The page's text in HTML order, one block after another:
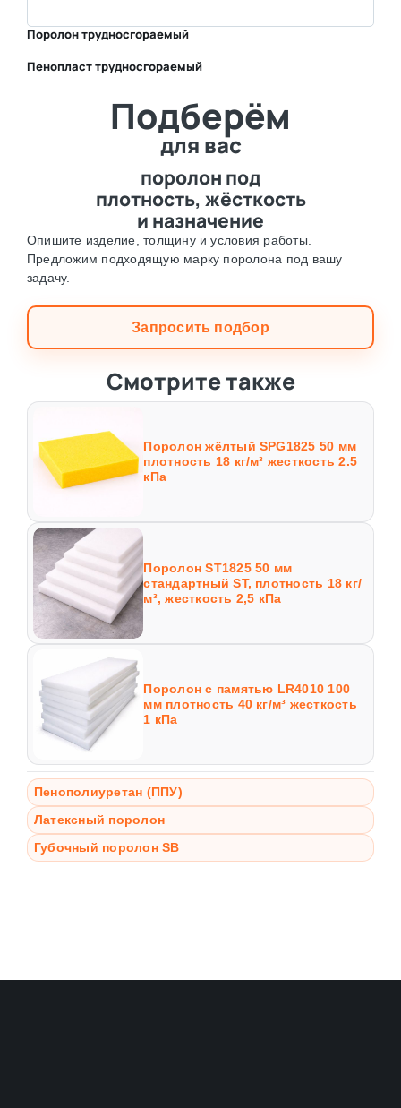
Поролон трудносгораемый
Пенопласт трудносгораемый
Подберём
для вас
поролон под
плотность, жёсткость
и назначение
Опишите изделие, толщину и условия работы.
Предложим подходящую марку поролона под вашу
задачу.
Запросить подбор
Смотрите также
Поролон жёлтый SPG1825 50 мм
плотность 18 кг/м³ жесткость 2.5
кПа
Поролон ST1825 50 мм
стандартный ST, плотность 18 кг/
м³, жесткость 2,5 кПа
Поролон с памятью LR4010 100
мм плотность 40 кг/м³ жесткость
1 кПа
Пенополиуретан (ППУ)
Латексный поролон
Губочный поролон SB